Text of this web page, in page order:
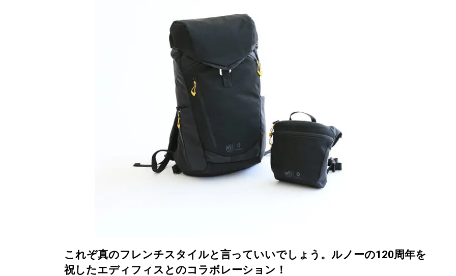
これぞ真のフレンチスタイルと言っていいでしょう。ルノーの120周年を
祝したエディフィスとのコラボレーション！